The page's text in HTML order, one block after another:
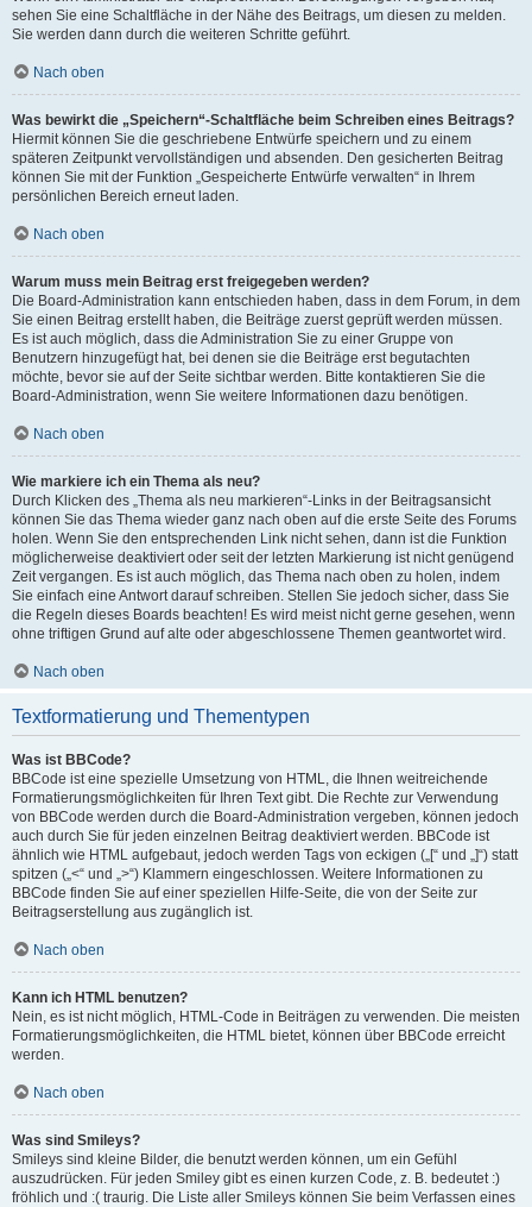
sehen Sie eine Schaltfläche in der Nähe des Beitrags, um diesen zu melden.
Sie werden dann durch die weiteren Schritte geführt.
Nach oben
Was bewirkt die „Speichern“-Schaltfläche beim Schreiben eines Beitrags?
Hiermit können Sie die geschriebene Entwürfe speichern und zu einem
späteren Zeitpunkt vervollständigen und absenden. Den gesicherten Beitrag
können Sie mit der Funktion „Gespeicherte Entwürfe verwalten“ in Ihrem
persönlichen Bereich erneut laden.
Nach oben
Warum muss mein Beitrag erst freigegeben werden?
Die Board-Administration kann entschieden haben, dass in dem Forum, in dem
Sie einen Beitrag erstellt haben, die Beiträge zuerst geprüft werden müssen.
Es ist auch möglich, dass die Administration Sie zu einer Gruppe von
Benutzern hinzugefügt hat, bei denen sie die Beiträge erst begutachten
möchte, bevor sie auf der Seite sichtbar werden. Bitte kontaktieren Sie die
Board-Administration, wenn Sie weitere Informationen dazu benötigen.
Nach oben
Wie markiere ich ein Thema als neu?
Durch Klicken des „Thema als neu markieren“-Links in der Beitragsansicht
können Sie das Thema wieder ganz nach oben auf die erste Seite des Forums
holen. Wenn Sie den entsprechenden Link nicht sehen, dann ist die Funktion
möglicherweise deaktiviert oder seit der letzten Markierung ist nicht genügend
Zeit vergangen. Es ist auch möglich, das Thema nach oben zu holen, indem
Sie einfach eine Antwort darauf schreiben. Stellen Sie jedoch sicher, dass Sie
die Regeln dieses Boards beachten! Es wird meist nicht gerne gesehen, wenn
ohne triftigen Grund auf alte oder abgeschlossene Themen geantwortet wird.
Nach oben
Textformatierung und Thementypen
Was ist BBCode?
BBCode ist eine spezielle Umsetzung von HTML, die Ihnen weitreichende
Formatierungsmöglichkeiten für Ihren Text gibt. Die Rechte zur Verwendung
von BBCode werden durch die Board-Administration vergeben, können jedoch
auch durch Sie für jeden einzelnen Beitrag deaktiviert werden. BBCode ist
ähnlich wie HTML aufgebaut, jedoch werden Tags von eckigen („[“ und „]“) statt
spitzen („<“ und „>“) Klammern eingeschlossen. Weitere Informationen zu
BBCode finden Sie auf einer speziellen Hilfe-Seite, die von der Seite zur
Beitragserstellung aus zugänglich ist.
Nach oben
Kann ich HTML benutzen?
Nein, es ist nicht möglich, HTML-Code in Beiträgen zu verwenden. Die meisten
Formatierungsmöglichkeiten, die HTML bietet, können über BBCode erreicht
werden.
Nach oben
Was sind Smileys?
Smileys sind kleine Bilder, die benutzt werden können, um ein Gefühl
auszudrücken. Für jeden Smiley gibt es einen kurzen Code, z. B. bedeutet :)
fröhlich und :( traurig. Die Liste aller Smileys können Sie beim Verfassen eines